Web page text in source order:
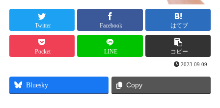
Twitter Facebook はてブ
Pocket LINE コピー
2023.09.09
Bluesky Copy